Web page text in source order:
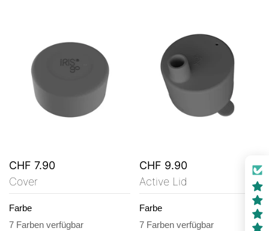
CHF 7.90
Cover
Farbe
7 Farben verfügbar
CHF 9.90
Active Lid
Farbe
7 Farben verfügbar